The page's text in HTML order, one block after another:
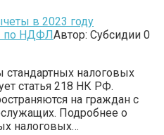
в 2023 году
по НДФЛАвтор: Субсидии 0
стандартных налоговых
статья 218 НК РФ.
на граждан с
Подробнее о
налоговых…